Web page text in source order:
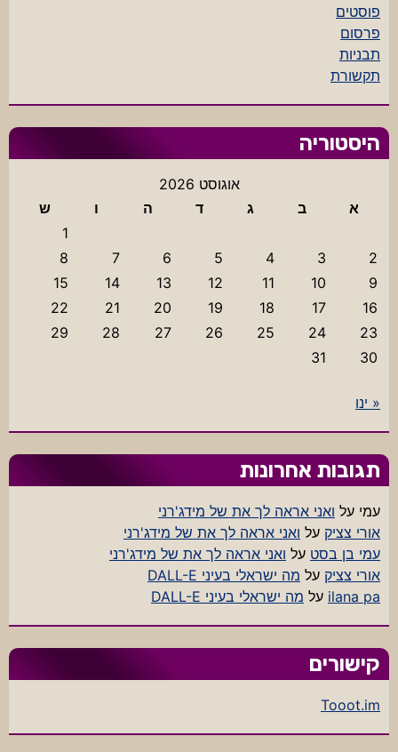
פוסטים
פרסום
תבניות
תקשורת
היסטוריה
אוגוסט 2026
א
ב ג ד ה ו
ש
1
2
3
4
5
6
7
8
9
10
11
12
13
14
15
16
17
18
19
20
21
22
23
24
25
26
27
28
29
30
31
« ינו
תגובות אחרונות
עמי על ואני אראה לך את של מידג'רני
אורי צציק על ואני אראה לך את של מידג'רני
עמי בן בסט על ואני אראה לך את של מידג'רני
אורי צציק על מה ישראלי בעיני DALL-E
ilana pa על מה ישראלי בעיני DALL-E
קישורים
Tooot.im